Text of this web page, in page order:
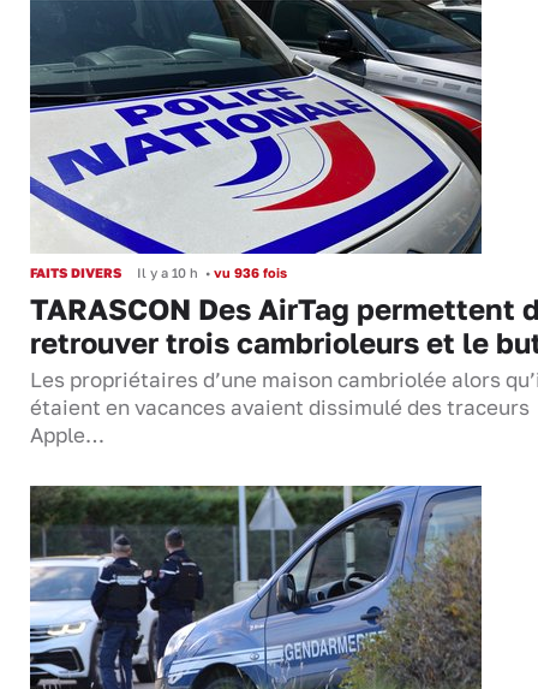
FAITS DIVERS Il y a 10 h • vu 936 fois
TARASCON Des AirTag permettent
retrouver trois cambrioleurs et le
Les propriétaires d’une maison cambriolée alors
étaient en vacances avaient dissimulé des traceurs
Apple…